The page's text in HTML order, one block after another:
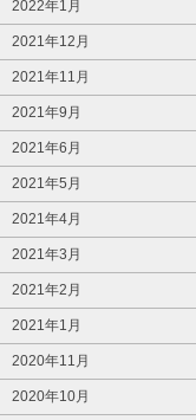
2022年1月
2021年12月
2021年11月
2021年9月
2021年6月
2021年5月
2021年4月
2021年3月
2021年2月
2021年1月
2020年11月
2020年10月